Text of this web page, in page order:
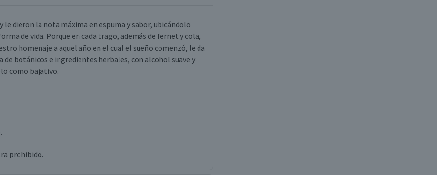
le dieron la nota máxima en espuma y sabor, ubicándolo
de vida. Porque en cada trago, además de fernet y cola,
homenaje a aquel año en el cual el sueño comenzó, le da
de botánicos e ingredientes herbales, con alcohol suave y
como bajativo.
prohibido.